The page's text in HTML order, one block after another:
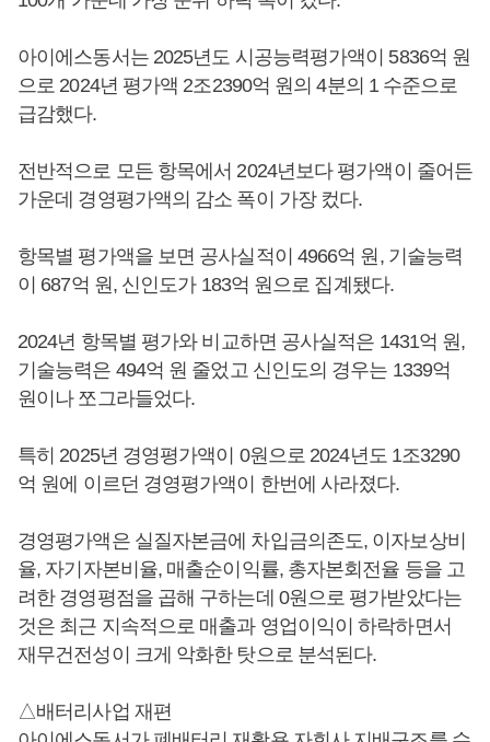
아이에스동서는 2025년도 시공능력평가액이 5836억 원
으로 2024년 평가액 2조2390억 원의 4분의 1 수준으로
급감했다.
전반적으로 모든 항목에서 2024년보다 평가액이 줄어든
가운데 경영평가액의 감소 폭이 가장 컸다.
항목별 평가액을 보면 공사실적이 4966억 원, 기술능력
이 687억 원, 신인도가 183억 원으로 집계됐다.
2024년 항목별 평가와 비교하면 공사실적은 1431억 원,
기술능력은 494억 원 줄었고 신인도의 경우는 1339억
원이나 쪼그라들었다.
특히 2025년 경영평가액이 0원으로 2024년도 1조3290
억 원에 이르던 경영평가액이 한번에 사라졌다.
경영평가액은 실질자본금에 차입금의존도, 이자보상비
율, 자기자본비율, 매출순이익률, 총자본회전율 등을 고
려한 경영평점을 곱해 구하는데 0원으로 평가받았다는
것은 최근 지속적으로 매출과 영업이익이 하락하면서
재무건전성이 크게 악화한 탓으로 분석된다.
△배터리사업 재편